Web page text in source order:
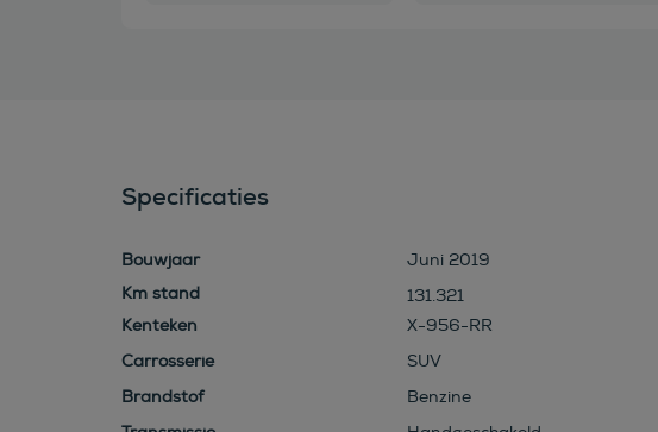
Specificaties
Bouwjaar
Juni 2019
131.321
Kenteken
X-956-RR
Carrosserie
SUV
Brandstof
Benzine